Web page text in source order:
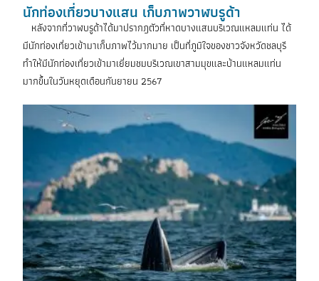
นักท่องเที่ยวบางแสน เก็บภาพวาฬบรูด้า
หลังจากที่วาฬบรูด้าได้มาปรากฎตัวที่หาดบางแสนบริเวณแหลมแท่น ได้
มีนักท่องเที่ยวเข้ามาเก็บภาพไว้มากมาย เป็นที่ภูมิใจของชาวจังหวัดชลบุรี
ทำให้มีนักท่องเที่ยวเข้ามาเยี่ยมชมบริเวณเขาสามมุขและบ้านแหลมแท่น
มากขึ้นในวันหยุดเดือนกันยายน 2567